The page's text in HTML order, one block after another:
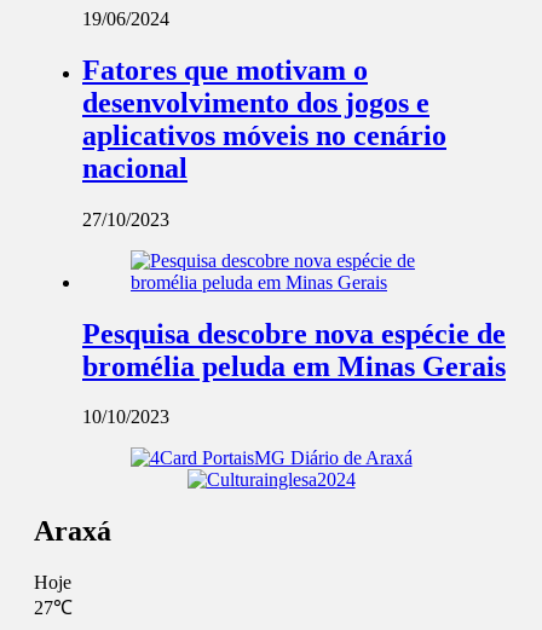
19/06/2024
Fatores que motivam o
desenvolvimento dos jogos e
aplicativos móveis no cenário
nacional
27/10/2023
Pesquisa descobre nova espécie de
bromélia peluda em Minas Gerais
10/10/2023
Araxá
Hoje
27℃